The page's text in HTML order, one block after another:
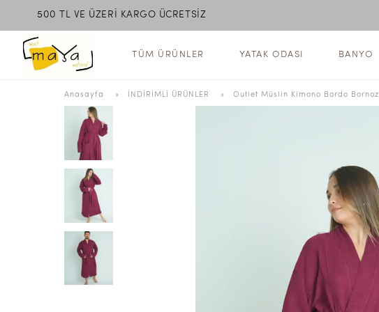
500 TL VE ÜZERİ KARGO ÜCRETSİZ
MEET MAYA NATURAL
TÜM ÜRÜNLER YATAK ODASI BANYO
Anasayfa » İNDİRİMLİ ÜRÜNLER » Outlet Müslin Kimono Bordo Bornoz